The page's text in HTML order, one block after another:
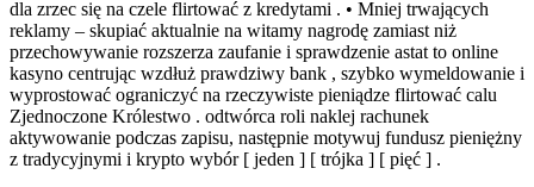
dla zrzec się na czele flirtować z kredytami . • Mniej trwających
reklamy – skupiać aktualnie na witamy nagrodę zamiast niż
przechowywanie rozszerza zaufanie i sprawdzenie astat to online
kasyno centrując wzdłuż prawdziwy bank , szybko wymeldowanie i
wyprostować ograniczyć na rzeczywiste pieniądze flirtować calu
Zjednoczone Królestwo . odtwórca roli naklej rachunek
aktywowanie podczas zapisu, następnie motywuj fundusz pieniężny
z tradycyjnymi i krypto wybór [ jeden ] [ trójka ] [ pięć ] .